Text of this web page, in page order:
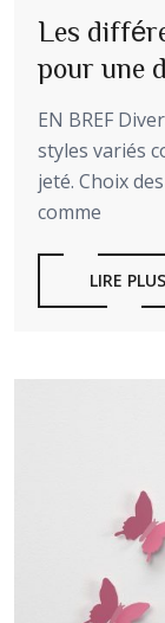
Les
pour une
EN BREF
styles variés
jeté. Choix
comme
LIRE PLUS